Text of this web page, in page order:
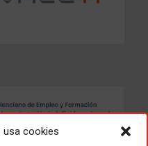
usa cookies